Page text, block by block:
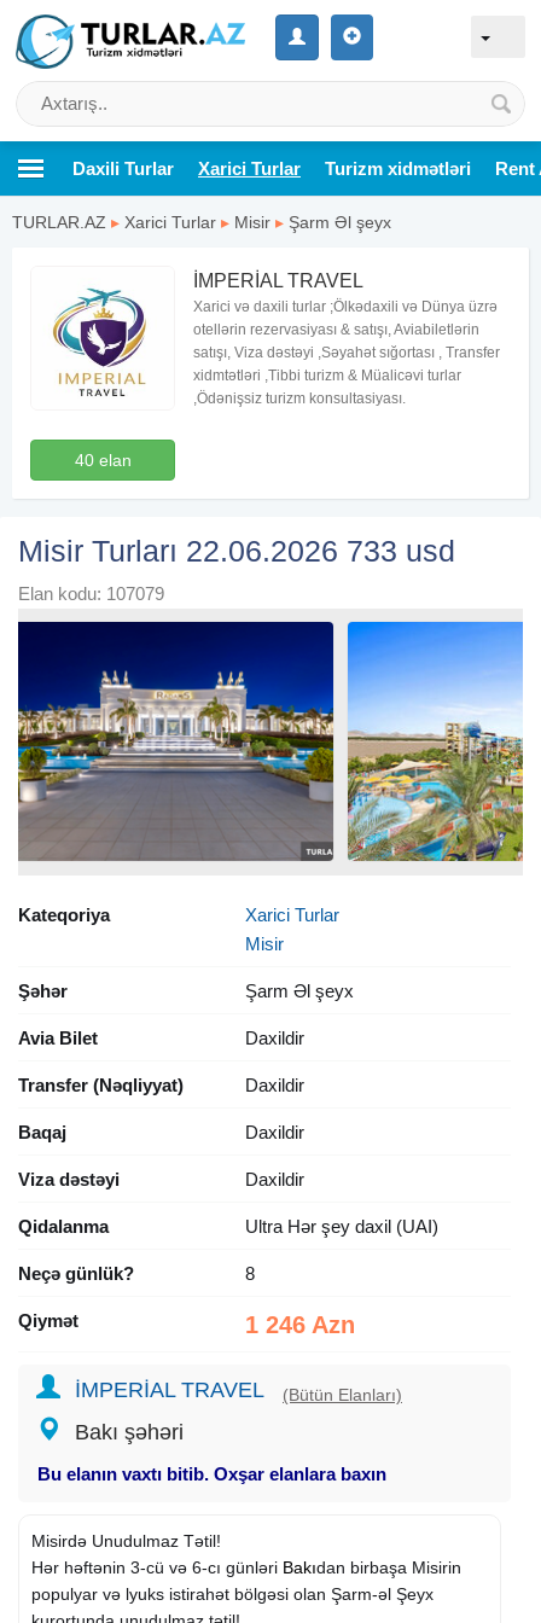
Daxili Turlar Xarici Turlar Turizm xidmətləri Rent
TURLAR.AZ ▸ Xarici Turlar ▸ Misir ▸ Şarm Əl şeyx
40 elan
İMPERİAL TRAVEL
Xarici və daxili turlar ;Ölkədaxili və Dünya üzrə
otellərin rezervasiyası & satışı, Aviabiletlərin
satışı, Viza dəstəyi ,Səyahət sığortası , Transfer
xidmtətləri ,Tibbi turizm & Müalicəvi turlar
,Ödənişsiz turizm konsultasiyası.
Misir Turları 22.06.2026 733 usd
Elan kodu: 107079
Kateqoriya
Xarici Turlar
Misir
Şəhər Şarm Əl şeyx
Avia Bilet Daxildir
Transfer (Nəqliyyat) Daxildir
Baqaj Daxildir
Viza dəstəyi Daxildir
Qidalanma Ultra Hər şey daxil (UAI)
Neçə günlük? 8
Qiymət 1 246 Azn
İMPERİAL TRAVEL (Bütün Elanları)
Bakı şəhəri
Bu elanın vaxtı bitib. Oxşar elanlara baxın
Misirdə Unudulmaz Tətil!
Hər həftənin 3-cü və 6-cı günləri Bakıdan birbaşa Misirin
populyar və lyuks istirahət bölgəsi olan Şarm-əl Şeyx